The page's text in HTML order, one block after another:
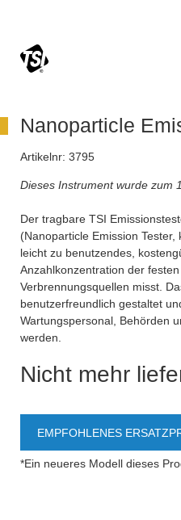
Nanoparticle
Artikelnr: 3795
Dieses Instrument wurde zum
Der tragbare TSI
(Nanoparticle Emission
leicht zu benutzendes,
Anzahlkonzentration der
Verbrennungsquellen misst.
benutzerfreundlich gestaltet
Wartungspersonal, Behörden
werden.
Nicht mehr
EMPFOHLENES
*Ein neueres Modell dieses